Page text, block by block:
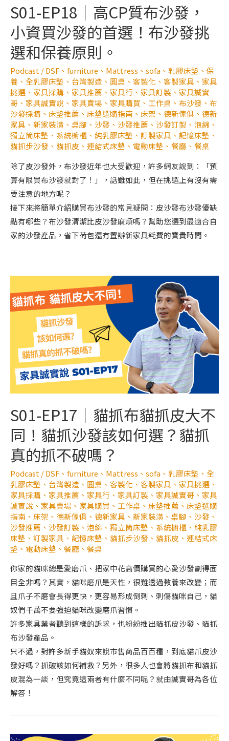
S01-EP18｜高CP質布沙發，
小資買沙發的首選！布沙發挑
選和保養原則。
Podcast/DSF 、 furniture 、 Mattress 、 sofa 、 乳膠床墊 、 保
養 、 全乳膠床墊 、 台灣製造 、 圓桌 、 客製化 、 客製家具 、 家具
挑選 、 家具採購 、 家具推薦 、 家具行 、 家具訂製 、 家具誠實
哥 、 家具誠實說 、 家具賣場 、 家具購買 、 工作桌 、 布沙發 、 布
沙發採購 、 床墊推薦 、 床墊選購指南 、 床架 、 德新傢俱 、 德新
家具 、 新家裝潢 、 桌腳 、 沙發 、 沙發推薦 、 沙發訂製 、 泡綿 、
獨立筒床墊 、 系統櫥櫃 、 純乳膠床墊 、 訂製家具 、 記憶床墊 、
貓抓步沙發 、 貓抓皮 、 連結式床墊 、 電動床墊 、 餐廳 、 餐桌
除了皮沙發外，布沙發近年也大受歡迎，許多網友說到：「預
算有限買布沙發就對了！」，話雖如此，但在挑選上有沒有需
要注意的地方呢？
接下來將簡單介紹購買布沙發的常見疑問：皮沙發布沙發優缺
點有哪些？布沙發清潔比皮沙發麻煩嗎？幫助您選到最適合自
家的沙發產品，省下荷包還有置辦新家具耗費的寶貴時間。
S01-EP17｜貓抓布貓抓皮大不
同！貓抓沙發該如何選？貓抓
真的抓不破嗎？
Podcast /DSF 、 furniture 、 Mattress 、 sofa 、 乳膠床墊 、 全
乳膠床墊 、 台灣製造 、 圓桌 、 客製化 、 客製家具 、 家具挑選 、
家具採購 、 家具推薦 、 家具行 、 家具訂製 、 家具誠實哥 、 家具
誠實說 、 家具賣場 、 家具購買 、 工作桌 、 床墊推薦 、 床墊選購
指南 、 床架 、 德新傢俱 、 德新家具 、 新家裝潢 、 桌腳 、 沙發 、
沙發推薦 、 沙發訂製 、 泡綿 、 獨立筒床墊 、 系統櫥櫃 、 純乳膠
床墊 、 訂製家具 、 記憶床墊 、 貓抓步沙發 、 貓抓皮 、 連結式床
墊 、 電動床墊 、 餐廳 、 餐桌
你家的貓咪總是愛磨爪、把家中花高價購買的心愛沙發劃得面
目全非嗎？其實，貓咪磨爪是天性，很難透過教養來改變；而
且爪子不磨會長得更快，更容易形成倒刺、刺傷貓咪自己，貓
奴們千萬不要強迫貓咪改變磨爪習慣。
許多家具業者聽到這樣的訴求，也紛紛推出貓抓皮沙發、貓抓
布沙發產品。
只不過，對許多新手貓奴來說市售商品百百種，到底貓爪皮沙
發好嗎？抓破該如何補救？另外，很多人也會將貓抓布和貓抓
皮混為一談，但究竟這兩者有什麼不同呢？就由誠實哥為各位
解答！